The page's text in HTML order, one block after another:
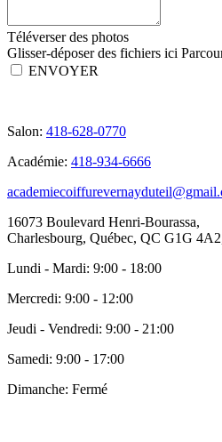
Téléverser des photos
Glisser-déposer des fichiers ici
ENVOYER
Salon: 418-628-0770
Académie: 418-934-6666
16073 Boulevard Henri-Bourassa,
Charlesbourg, Québec, QC G1G
Lundi - Mardi: 9:00 - 18:00
Mercredi: 9:00 - 12:00
Jeudi - Vendredi: 9:00 - 21:00
Samedi: 9:00 - 17:00
Dimanche: Fermé